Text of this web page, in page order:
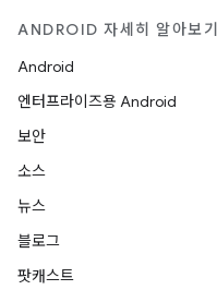
ANDROID 자세히 알아보기
Android
엔터프라이즈용 Android
보안
소스
뉴스
블로그
팟캐스트